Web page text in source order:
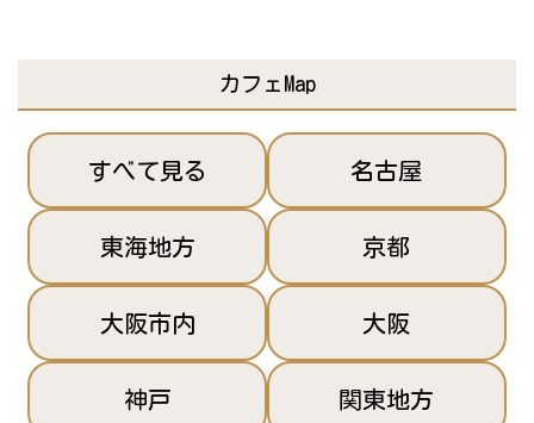
カフェMap
すべて見る 名古屋
東海地方 京都
大阪市内 大阪
神戸 関東地方